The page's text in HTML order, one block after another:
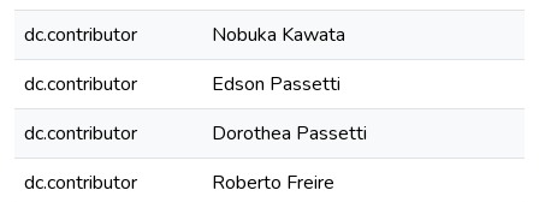
dc.contributor
Nobuka Kawata
dc.contributor
Edson Passetti
dc.contributor
Dorothea Passetti
dc.contributor
Roberto Freire